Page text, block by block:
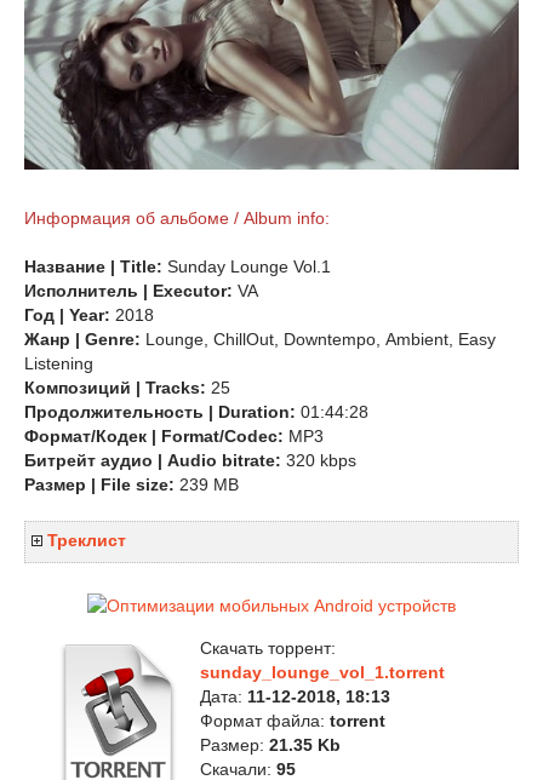
Информация об альбоме / Album info:
Название | Title: Sunday Lounge Vol.1
Исполнитель | Executor: VA
Год | Year: 2018
Жанр | Genre: Lounge, ChillOut, Downtempo, Ambient, Easy
Listening
Композиций | Tracks: 25
Продолжительность | Duration: 01:44:28
Формат/Кодек | Format/Codec: MP3
Битрейт аудио | Audio bitrate: 320 kbps
Размер | File size: 239 MB
Треклист
Скачать торрент:
sunday_lounge_vol_1.torrent
Дата: 11-12-2018, 18:13
Формат файла: torrent
Размер: 21.35 Kb
Скачали: 95